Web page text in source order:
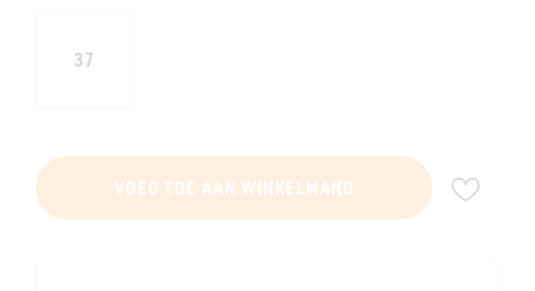
37
VOEG TOE AAN WINKELMAND